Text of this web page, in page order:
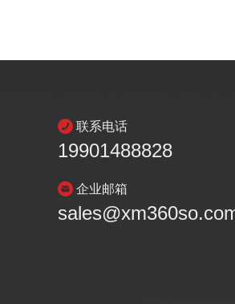
联系电话
19901488828
企业邮箱